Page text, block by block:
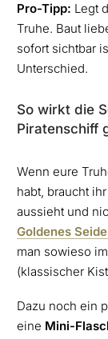
Pro-Tipp: Legt
Truhe. Baut
sofort sichtbar
Unterschied.
So wirkt die
Piratenschiff
Wenn eure
habt, braucht
aussieht und
Goldenes
man sowieso
(klassischer
Dazu noch ein
eine Mini-